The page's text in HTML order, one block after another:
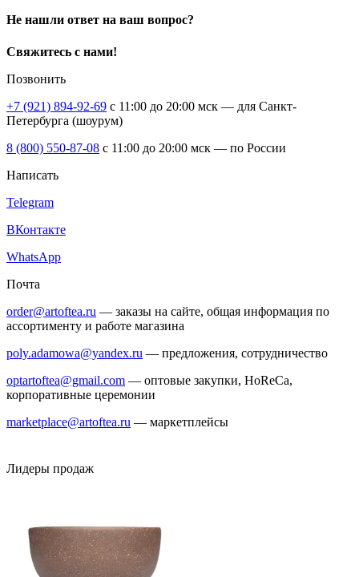
Не нашли ответ на ваш вопрос?
Свяжитесь с нами!
Позвонить
+7 (921) 894-92-69 c 11:00 до 20:00 мск — для Санкт-
Петербурга (шоурум)
8 (800) 550-87-08 c 11:00 до 20:00 мск — по России
Написать
Telegram
ВКонтакте
WhatsApp
Почта
order@artoftea.ru — заказы на сайте, общая информация по
ассортименту и работе магазина
poly.adamowa@yandex.ru — предложения, сотрудничество
optartoftea@gmail.com — оптовые закупки, HoReCa,
корпоративные церемонии
marketplace@artoftea.ru — маркетплейсы
Лидеры продаж